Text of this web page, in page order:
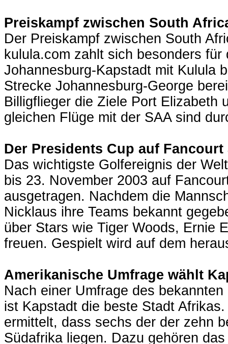
Preiskampf zwischen South
Der Preiskampf zwischen South
kulula.com zahlt sich besonders
Johannesburg-Kapstadt mit Kulula
Strecke Johannesburg-George
Billigflieger die Ziele Port Elizabeth
gleichen Flüge mit der SAA sind
Der Presidents Cup auf
Das wichtigste Golfereignis der
bis 23. November 2003 auf
ausgetragen. Nachdem die
Nicklaus ihre Teams bekannt
über Stars wie Tiger Woods, Ernie
freuen. Gespielt wird auf dem
Amerikanische Umfrage wählt
Nach einer Umfrage des
ist Kapstadt die beste Stadt
ermittelt, dass sechs der der zehn
Südafrika liegen. Dazu gehören